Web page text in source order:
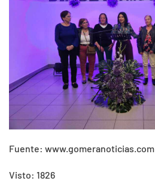
Fuente: www.gomeranoticias.com
Visto: 1826